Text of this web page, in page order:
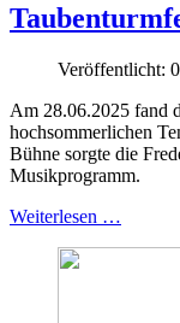
Veröffentlicht:
Am 28.06.2025 fand
hochsommerlichen
Bühne sorgte die
Musikprogramm.
Weiterlesen …